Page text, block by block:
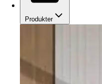
Produkter